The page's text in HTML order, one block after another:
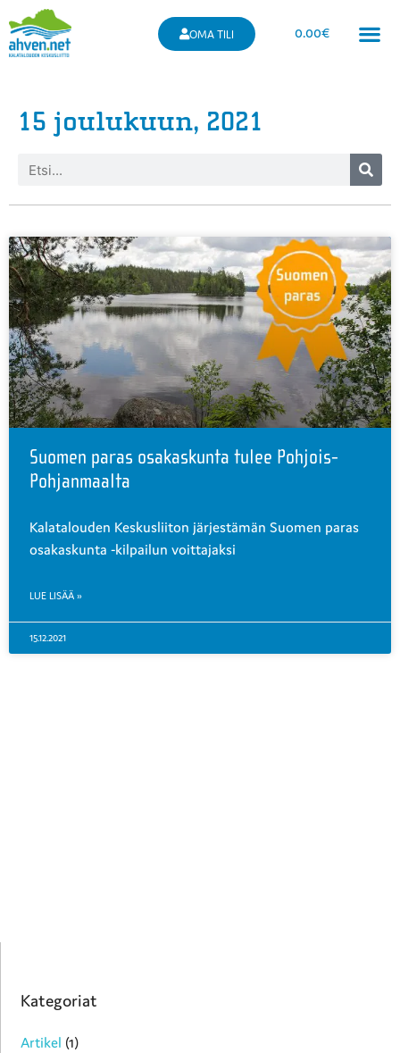
OMA TILI 0.00€
15 joulukuun, 2021
Suomen paras osakaskunta tulee Pohjois-
Pohjanmaalta
Kalatalouden Keskusliiton järjestämän Suomen paras
osakaskunta -kilpailun voittajaksi
LUE LISÄÄ »
15.12.2021
Kategoriat
Artikel (1)